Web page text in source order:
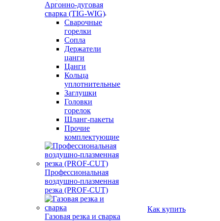
Аргонно-дуговая
сварка (TIG-WIG)
Сварочные
горелки
Сопла
Держатели
цанги
Цанги
Кольца
уплотнительные
Заглушки
Головки
горелок
Шланг-пакеты
Прочие
комплектующие
Профессиональная
воздушно-плазменная
резка (PROF-CUT)
Газовая резка и сварка
Как купить